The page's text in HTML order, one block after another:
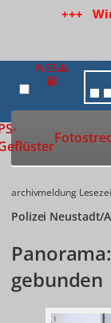
+++
archivmeldung
Polizei Neustadt/
gebunden